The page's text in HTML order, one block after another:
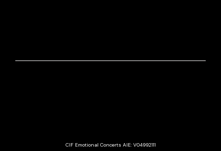
CIF Emotional Concerts AIE: V04992111